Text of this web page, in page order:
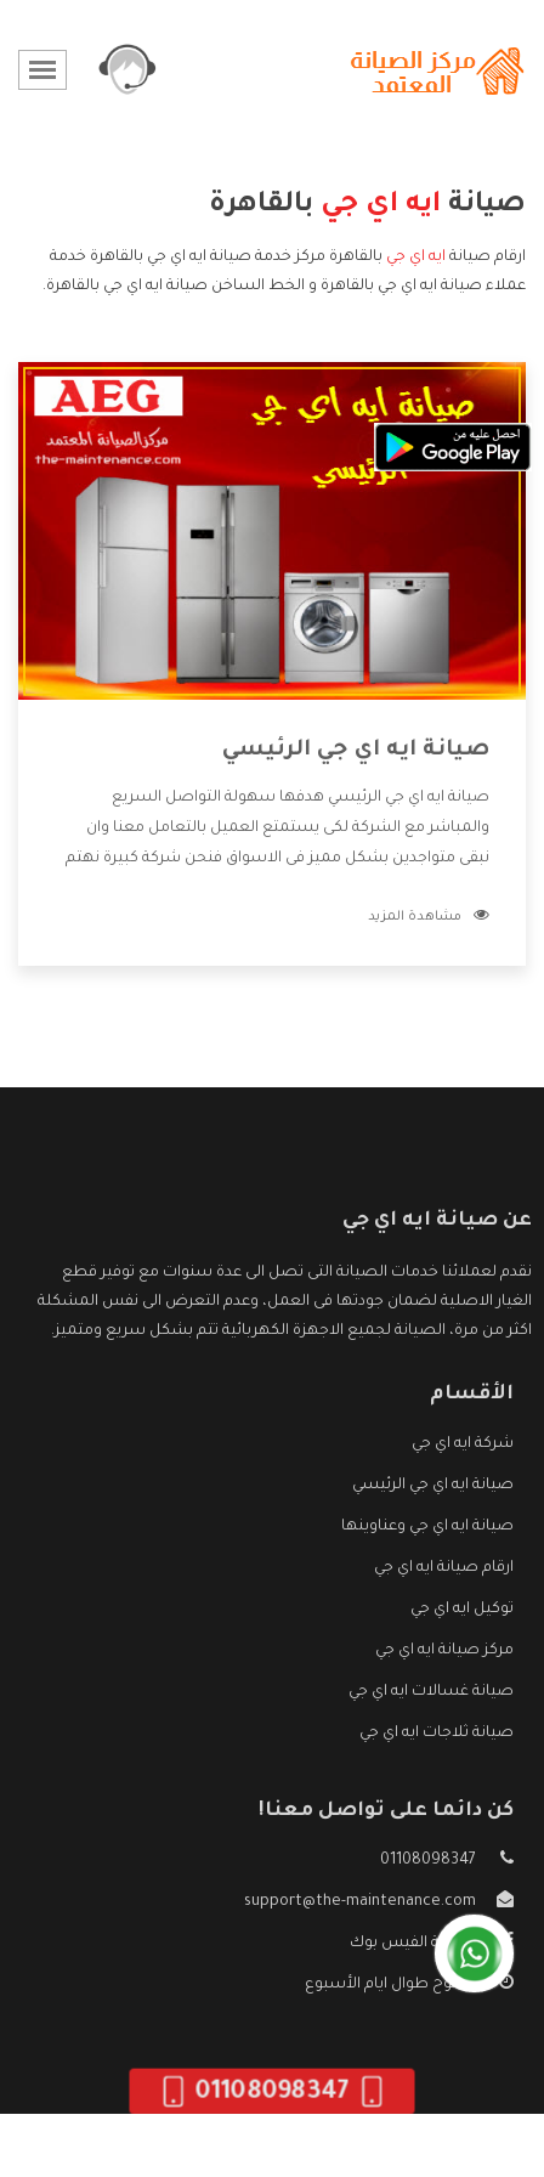
صيانة ايه اي جي بالقاهرة
ارقام صيانة ايه اي جي بالقاهرة مركز خدمة صيانة ايه اي جي بالقاهرة خدمة
عملاء صيانة ايه اي جي بالقاهرة و الخط الساخن صيانة ايه اي جي بالقاهرة.
صيانة ايه اي جي الرئيسي
صيانة ايه اي جي الرئيسي هدفها سهولة التواصل السريع
والمباشر مع الشركة لكى يستمتع العميل بالتعامل معنا وان
نبقى متواجدين بشكل مميز فى الاسواق فنحن شركة كبيرة نهتم
الشركة بها والتى تكون منها خدمة الصيانة التى تكون من أهم
مشاهدة المزيد
عن صيانة ايه اي جي
نقدم لعملائنا خدمات الصيانة التى تصل الى عدة سنوات مع توفير قطع
الغيار الاصلية لضمان جودتها فى العمل، وعدم التعرض الى نفس المشكلة
اكثر من مرة، الصيانة لجميع الاجهزة الكهربائية تتم بشكل سريع ومتميز.
الأقسام
شركة ايه اي جي
صيانة ايه اي جي الرئيسي
صيانة ايه اي جي وعناوينها
ارقام صيانة ايه اي جي
توكيل ايه اي جي
مركز صيانة ايه اي جي
صيانة غسالات ايه اي جي
صيانة ثلاجات ايه اي جي
كن دائما على تواصل معنا!
01108098347
support@the-maintenance.com
صفحة الفيس بوك
مفتوح طوال ايام الأسبوع
01108098347